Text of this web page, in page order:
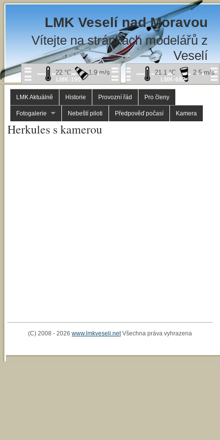
LMK Veselí nad Moravou
Vítejte na stránkách modelářů z
Veselí
2.5m/s
21.1°C
LMK-682
1.9m/s
22 °C
LMK-190
LMK Aktuálně Historie Provozní řád Pro členy
Fotogalerie Nebeští piloti Předpověď počasí Kamera
Herkules s kamerou
(C) 2008 - 2026 www.lmkveseli.netVšechna práva vyhrazena